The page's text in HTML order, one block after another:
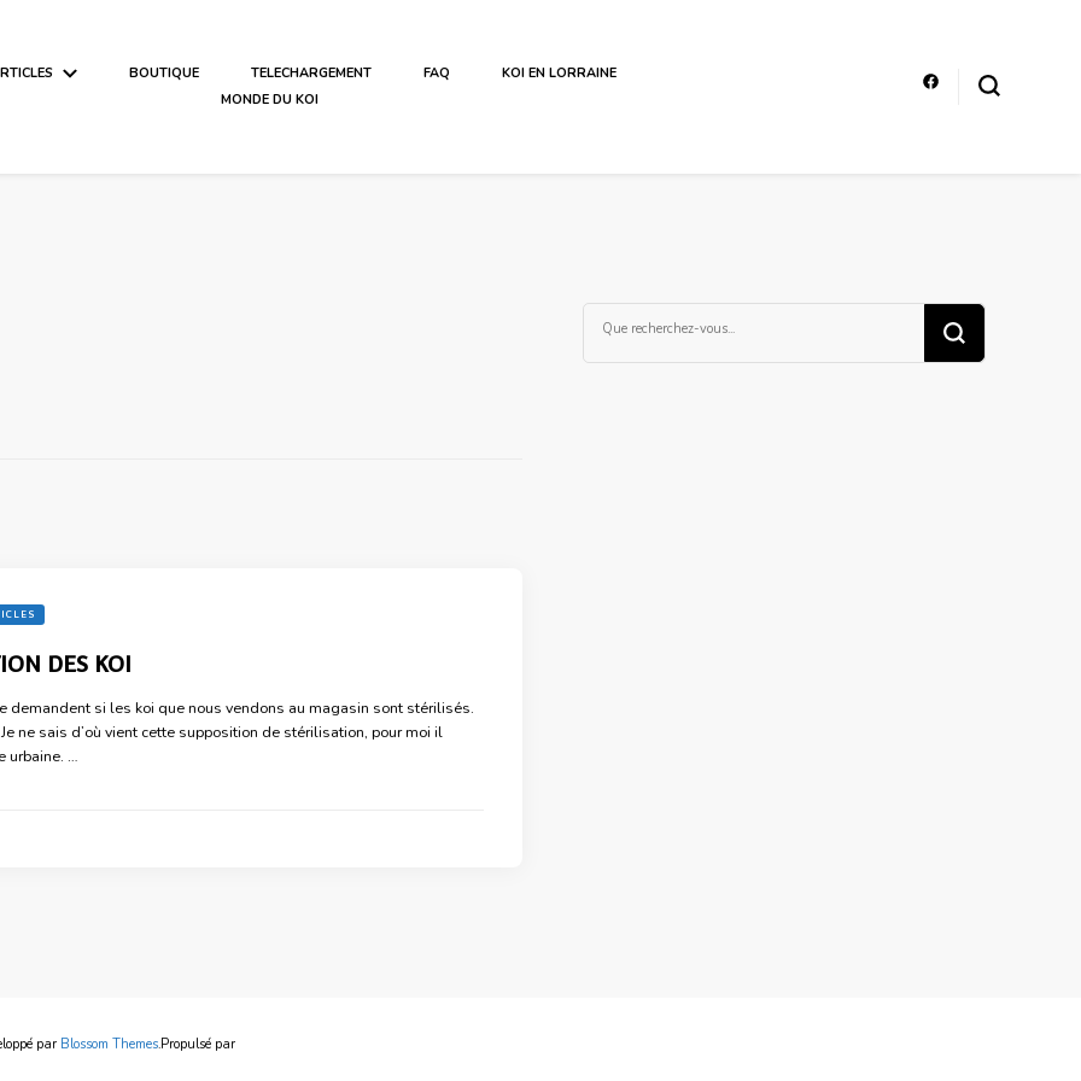
BOUTIQUE TELECHARGEMENT FAQ
KOI EN LORRAINE
MONDE DU KOI
DES KOI
demandent si les koi que nous vendons au magasin sont stérilisés.
ne sais d’où vient cette supposition de stérilisation, pour moi il
urbaine. …
recherchiez
quelque
par Blossom Themes.Propulsé par